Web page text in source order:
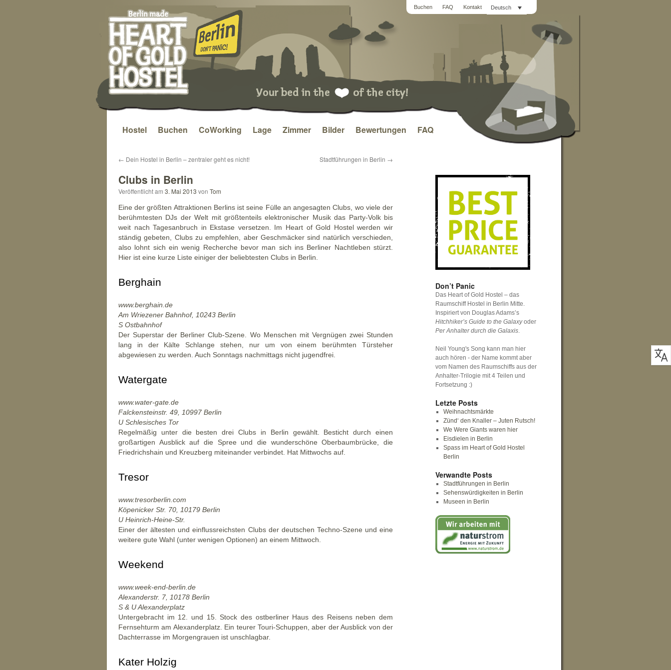
Buchen FAQ Kontakt Deutsch
Zum
Hostel Buchen CoWorking Lage Zimmer Bilder Bewertungen FAQ
← Dein Hostel in Berlin – zentraler geht es nicht! Stadtführungen in Berlin →
Clubs in Berlin
Veröffentlicht am 3. Mai 2013 von Tom
Eine der größten Attraktionen Berlins ist seine Fülle an angesagten Clubs, wo viele der
berühmtesten DJs der Welt mit größtenteils elektronischer Musik das Party-Volk bis
weit nach Tagesanbruch in Ekstase versetzen. Im Heart of Gold Hostel werden wir
ständig gebeten, Clubs zu empfehlen, aber Geschmäcker sind natürlich verschieden,
also lohnt sich ein wenig Recherche bevor man sich ins Berliner Nachtleben stürzt.
Hier ist eine kurze Liste einiger der beliebtesten Clubs in Berlin.
Berghain
www.berghain.de
Am Wriezener Bahnhof, 10243 Berlin
S Ostbahnhof
Der Superstar der Berliner Club-Szene. Wo Menschen mit Vergnügen zwei Stunden
lang in der Kälte Schlange stehen, nur um von einem berühmten Türsteher
abgewiesen zu werden. Auch Sonntags nachmittags nicht jugendfrei.
Watergate
www.water-gate.de
Falckensteinstr. 49, 10997 Berlin
U Schlesisches Tor
Regelmäßig unter die besten drei Clubs in Berlin gewählt. Besticht durch einen
großartigen Ausblick auf die Spree und die wunderschöne Oberbaumbrücke, die
Friedrichshain und Kreuzberg miteinander verbindet. Hat Mittwochs auf.
Tresor
www.tresorberlin.com
Köpenicker Str. 70, 10179 Berlin
U Heinrich-Heine-Str.
Einer der ältesten und einflussreichsten Clubs der deutschen Techno-Szene und eine
weitere gute Wahl (unter wenigen Optionen) an einem Mittwoch.
Weekend
www.week-end-berlin.de
Alexanderstr. 7, 10178 Berlin
S & U Alexanderplatz
Untergebracht im 12. und 15. Stock des ostberliner Haus des Reisens neben dem
Fernsehturm am Alexanderplatz. Ein teurer Touri-Schuppen, aber der Ausblick von der
Dachterrasse im Morgengrauen ist unschlagbar.
Kater Holzig
Don’t Panic
Das Heart of Gold Hostel – das
Raumschiff Hostel in Berlin Mitte.
Inspiriert von Douglas Adams’s
Hitchhiker’s Guide to the Galaxyoder
Per Anhalter durch die Galaxis.
Neil Young's Song kann man hier
auch hören - der Name kommt aber
vom Namen des Raumschiffs aus der
Anhalter-Trilogie mit 4 Teilen und
Fortsetzung :)
Letzte Posts
Weihnachtsmärkte
Zünd‘ den Knaller – Juten Rutsch!
We Were Giants waren hier
Eisdielen in Berlin
Spass im Heart of Gold Hostel
Berlin
Verwandte Posts
Stadtführungen in Berlin
Sehenswürdigkeiten in Berlin
Museen in Berlin